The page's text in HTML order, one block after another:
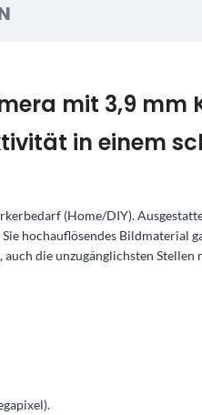
mit 3,9 mm
in einem
(Home/DIY).
hochauflösendes Bildmaterial
die unzugänglichsten Stellen